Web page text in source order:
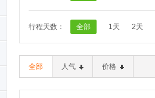
行程天数： 全部 1天 2天
全部 人气 价格